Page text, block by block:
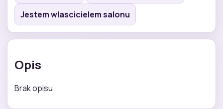
Jestem wlascicielem salonu
Opis
Brak opisu